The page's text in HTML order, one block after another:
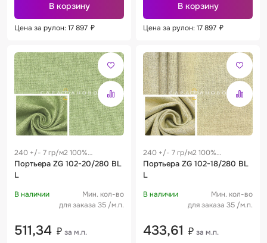
В корзину
Цена за рулон: 17 897 ₽
В корзину
Цена за рулон: 17 897 ₽
240 +/- 7 гр/м2 100%
полиэстер
Портьера ZG 102-20/280 BL
L
В наличии
Мин. кол-во
для заказа 35 /м.п.
511,34 ₽ за м.п.
240 +/- 7 гр/м2 100%
полиэстер
Портьера ZG 102-18/280 BL
L
В наличии
Мин. кол-во
для заказа 35 /м.п.
433,61 ₽ за м.п.